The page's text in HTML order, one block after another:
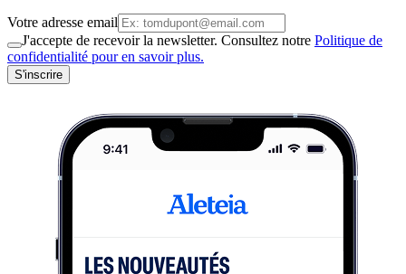
Votre adresse email
J'accepte de recevoir la newsletter. Consultez notre Politique de
confidentialité pour en savoir plus.
S'inscrire